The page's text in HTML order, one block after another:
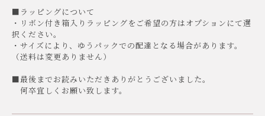
■ラッピングについて
・リボン付き箱入りラッピングをご希望の方はオプションにて選
択ください。
・サイズにより、ゆうパックでの配達となる場合があります。
（送料は変更ありません）
■最後までお読みいただきありがとうございました。
何卒宜しくお願い致します。